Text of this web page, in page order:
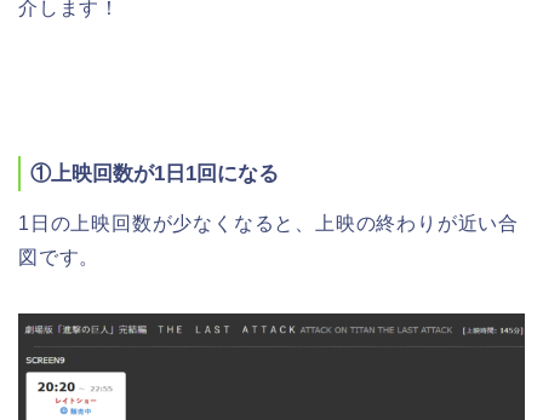
介します！
①上映回数が1日1回になる
1日の上映回数が少なくなると、上映の終わりが近い合
図です。